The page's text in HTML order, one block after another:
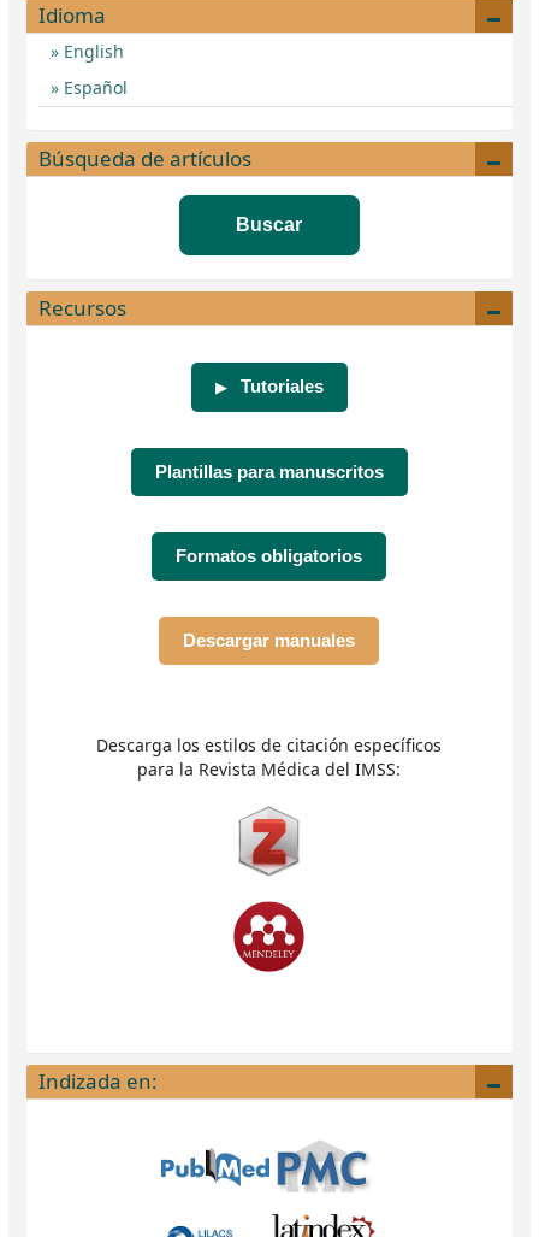
Idioma
English
Español
Búsqueda de artículos
Buscar
Recursos
▶ Tutoriales
Plantillas para manuscritos
Formatos obligatorios
Descargar manuales
Descarga los estilos de citación específicos
para la Revista Médica del IMSS:
Indizada en: